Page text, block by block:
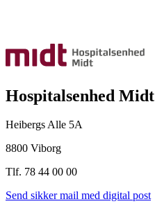
Hospitalsenhed Midt
Heibergs Alle 5A
8800 Viborg
Tlf. 78 44 00 00
Send sikker mail med digital post